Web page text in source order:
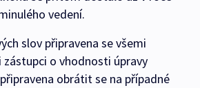
vedení.
slov připravena se všemi
o vhodnosti úpravy
obrátit se na případné